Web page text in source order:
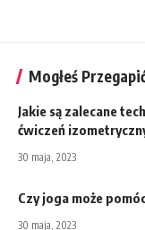
Mogłeś
Jakie są zalecane
ćwiczeń
30 maja, 2023
Czy joga może
30 maja, 2023